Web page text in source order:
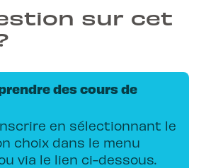
sur cet
des cours de
en sélectionnant le
choix dans le menu
via le lien ci-dessous.